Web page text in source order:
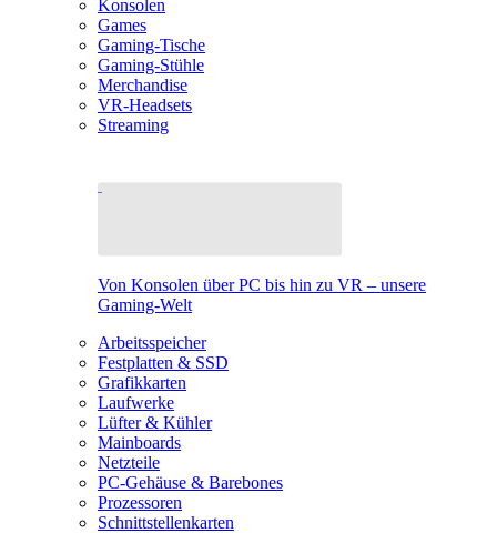
Konsolen
Games
Gaming-Tische
Gaming-Stühle
Merchandise
VR-Headsets
Streaming
Von Konsolen über PC bis hin zu VR – unsere
Gaming-Welt
Arbeitsspeicher
Festplatten & SSD
Grafikkarten
Laufwerke
Lüfter & Kühler
Mainboards
Netzteile
PC-Gehäuse & Barebones
Prozessoren
Schnittstellenkarten